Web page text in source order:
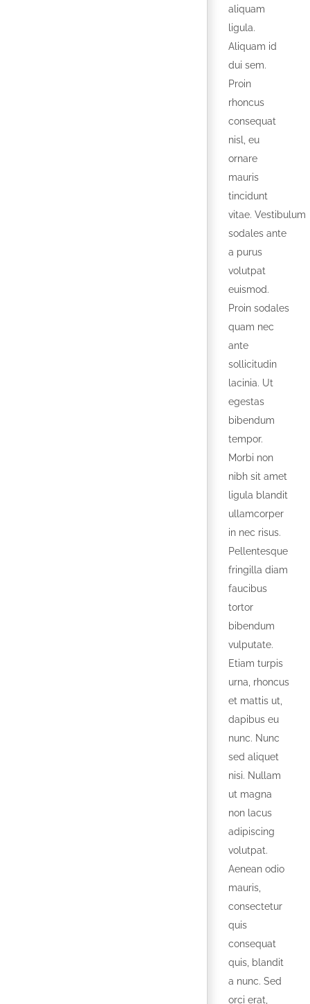
aliquam
ligula.
Aliquam id
dui sem.
Proin
rhoncus
consequat
nisl, eu
ornare
mauris
tincidunt
vitae. Vestibulum
sodales ante
a purus
volutpat
euismod.
Proin sodales
quam nec
ante
sollicitudin
lacinia. Ut
egestas
bibendum
tempor.
Morbi non
nibh sit amet
ligula blandit
ullamcorper
in nec risus.
Pellentesque
fringilla diam
faucibus
tortor
bibendum
vulputate.
Etiam turpis
urna, rhoncus
et mattis ut,
dapibus eu
nunc. Nunc
sed aliquet
nisi. Nullam
ut magna
non lacus
adipiscing
volutpat.
Aenean odio
mauris,
consectetur
quis
consequat
quis, blandit
a nunc. Sed
orci erat,